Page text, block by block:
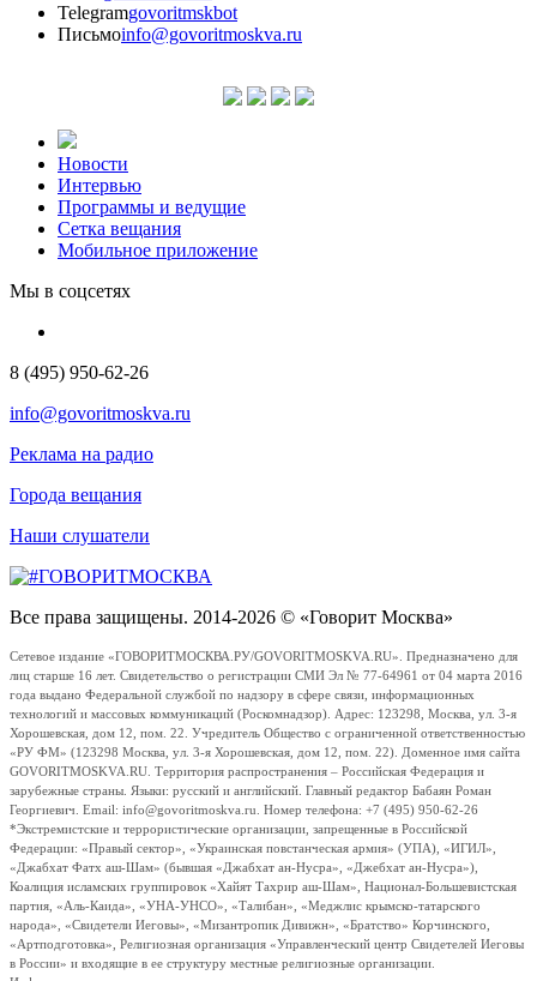
Telegramgovoritmskbot
Письмоinfo@govoritmoskva.ru
Новости
Интервью
Программы и ведущие
Сетка вещания
Мобильное приложение
Мы в соцсетях
8 (495) 950-62-26
info@govoritmoskva.ru
Реклама на радио
Города вещания
Наши слушатели
Все права защищены. 2014-2026 © «Говорит Москва»
Сетевое издание «ГОВОРИТМОСКВА.РУ/GOVORITMOSKVA.RU». Предназначено для
лиц старше 16 лет. Свидетельство о регистрации СМИ Эл № 77-64961 от 04 марта 2016
года выдано Федеральной службой по надзору в сфере связи, информационных
технологий и массовых коммуникаций (Роскомнадзор). Адрес: 123298, Москва, ул. 3-я
Хорошевская, дом 12, пом. 22. Учредитель Общество с ограниченной ответственностью
«РУ ФМ» (123298 Москва, ул. 3-я Хорошевская, дом 12, пом. 22). Доменное имя сайта
GOVORITMOSKVA.RU. Территория распространения – Российская Федерация и
зарубежные страны. Языки: русский и английский. Главный редактор Бабаян Роман
Георгиевич. Email: info@govoritmoskva.ru. Номер телефона: +7 (495) 950-62-26
*Экстремистские и террористические организации, запрещенные в Российской
Федерации: «Правый сектор», «Украинская повстанческая армия» (УПА), «ИГИЛ»,
«Джабхат Фатх аш-Шам» (бывшая «Джабхат ан-Нусра», «Джебхат ан-Нусра»),
Коалиция исламских группировок «Хайят Тахрир аш-Шам», Национал-Большевистская
партия, «Аль-Каида», «УНА-УНСО», «Талибан», «Меджлис крымско-татарского
народа», «Свидетели Иеговы», «Мизантропик Дивижн», «Братство» Корчинского,
«Артподготовка», Религиозная организация «Управленческий центр Свидетелей Иеговы
в России» и входящие в ее структуру местные религиозные организации.